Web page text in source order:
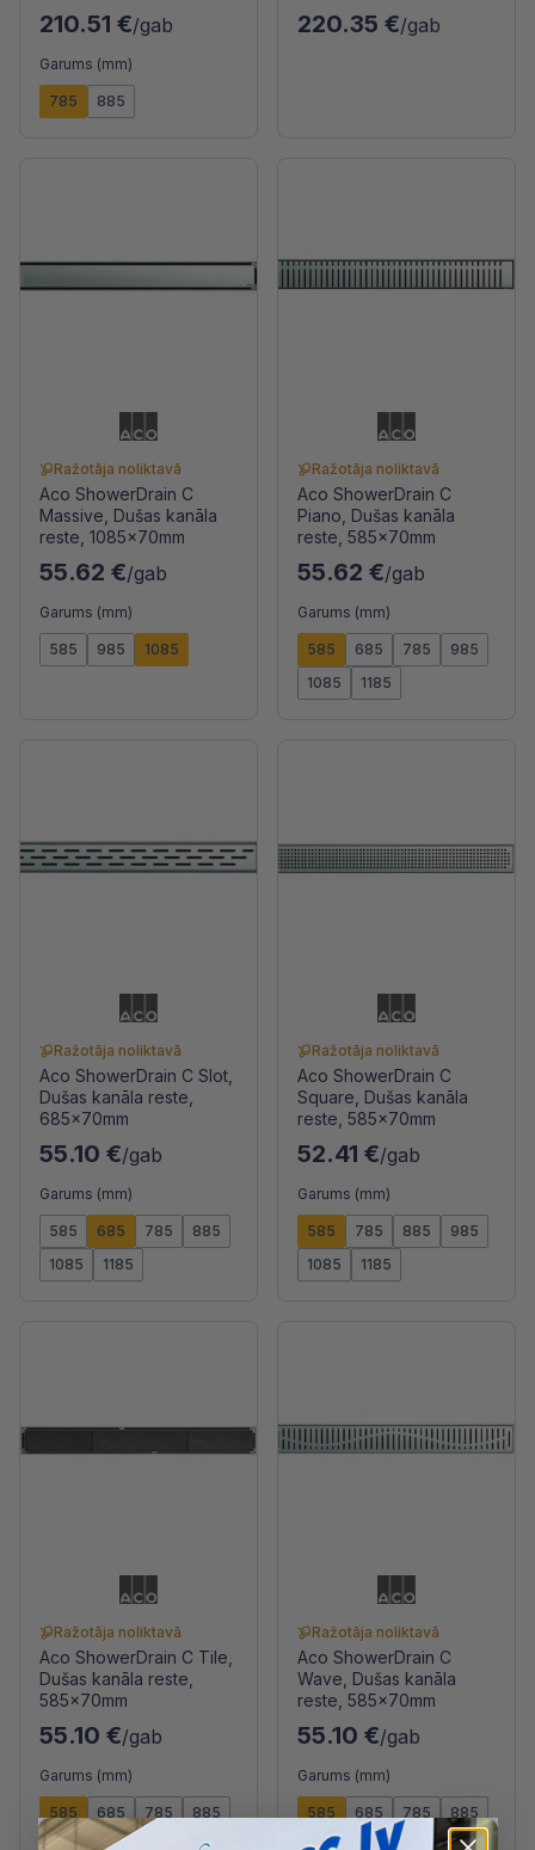
210.51 €/gab
Garums (mm)
785 885
220.35 €/gab
Ražotāja noliktavā
Aco ShowerDrain C
Massive, Dušas kanāla
reste, 1085x70mm
55.62 €/gab
Garums (mm)
585 985 1085
Ražotāja noliktavā
Aco ShowerDrain C
Piano, Dušas kanāla
reste, 585x70mm
55.62 €/gab
Garums (mm)
585 685 785
985
1085
1185
Ražotāja noliktavā
Aco ShowerDrain C Slot,
Dušas kanāla reste,
685x70mm
55.10 €/gab
Garums (mm)
585 685 785
885
1085
1185
Ražotāja noliktavā
Aco ShowerDrain C
Square, Dušas kanāla
reste, 585x70mm
52.41 €/gab
Garums (mm)
585 785 885
985
1085
1185
Ražotāja noliktavā
Aco ShowerDrain C Tile,
Dušas kanāla reste,
585x70mm
55.10 €/gab
Garums (mm)
585 685 785
885
985
Ražotāja noliktavā
Aco ShowerDrain C
Wave, Dušas kanāla
reste, 585x70mm
55.10 €/gab
Garums (mm)
585 685 785
885
1085
1185